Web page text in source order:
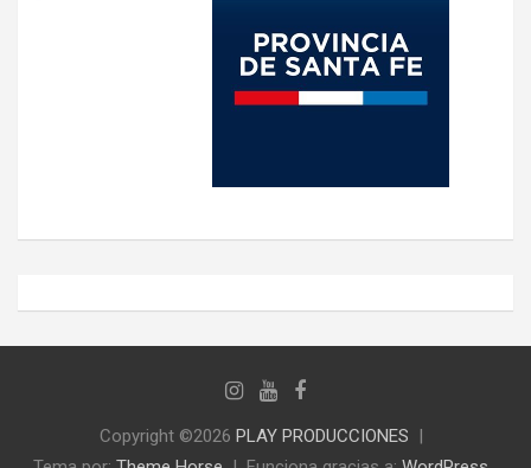
Copyright ©2026 PLAY PRODUCCIONES